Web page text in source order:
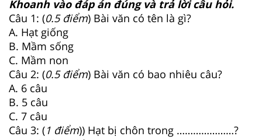
Khoanh vào đáp án đúng và trả lời câu hỏi.
Câu 1: (0.5 điểm) Bài văn có tên là gì?
A. Hạt giống
B. Mầm sống
C. Mầm non
Câu 2: (0.5 điểm) Bài văn có bao nhiêu câu?
A. 6 câu
B. 5 câu
C. 7 câu
Câu 3: (1 điểm)) Hạt bị chôn trong …………………?